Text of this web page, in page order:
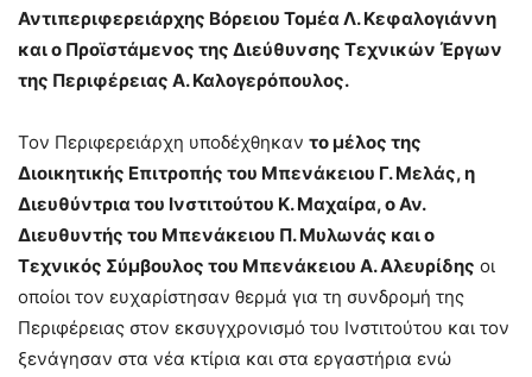
Αντιπεριφερειάρχης Βόρειου Τομέα Λ. Κεφαλογιάννη
και ο Προϊστάμενος της Διεύθυνσης Τεχνικών Έργων
της Περιφέρειας Α. Καλογερόπουλος.
Τον Περιφερειάρχη υποδέχθηκαν το μέλος της
Διοικητικής Επιτροπής του Μπενάκειου Γ. Μελάς, η
Διευθύντρια του Ινστιτούτου Κ. Μαχαίρα, ο Αν.
Διευθυντής του Μπενάκειου Π. Μυλωνάς και ο
Τεχνικός Σύμβουλος του Μπενάκειου Α. Αλευρίδης οι
οποίοι τον ευχαρίστησαν θερμά για τη συνδρομή της
Περιφέρειας στον εκσυγχρονισμό του Ινστιτούτου και τον
ξενάγησαν στα νέα κτίρια και στα εργαστήρια ενώ